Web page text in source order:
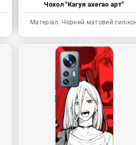
Чохол "Кагуя ахегао арт"
Матеріал: Чорний матовий